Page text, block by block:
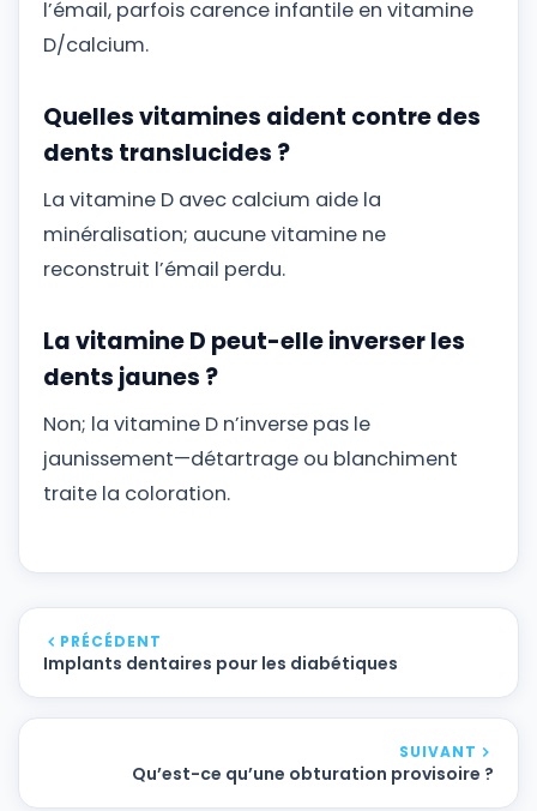
l’émail, parfois carence infantile en vitamine
D/calcium.
Quelles vitamines aident contre des
dents translucides ?
La vitamine D avec calcium aide la
minéralisation; aucune vitamine ne
reconstruit l’émail perdu.
La vitamine D peut-elle inverser les
dents jaunes ?
Non; la vitamine D n’inverse pas le
jaunissement—détartrage ou blanchiment
traite la coloration.
PRÉCÉDENT
Implants dentaires pour les diabétiques
SUIVANT
Qu’est-ce qu’une obturation provisoire ?